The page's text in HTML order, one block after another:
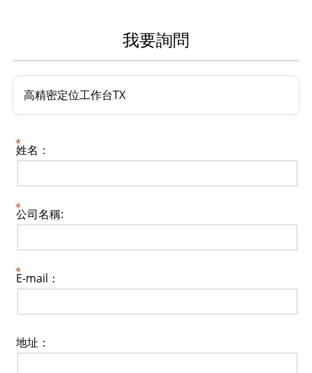
我要詢問
高精密定位工作台TX
姓名：
公司名稱:
E-mail：
地址：